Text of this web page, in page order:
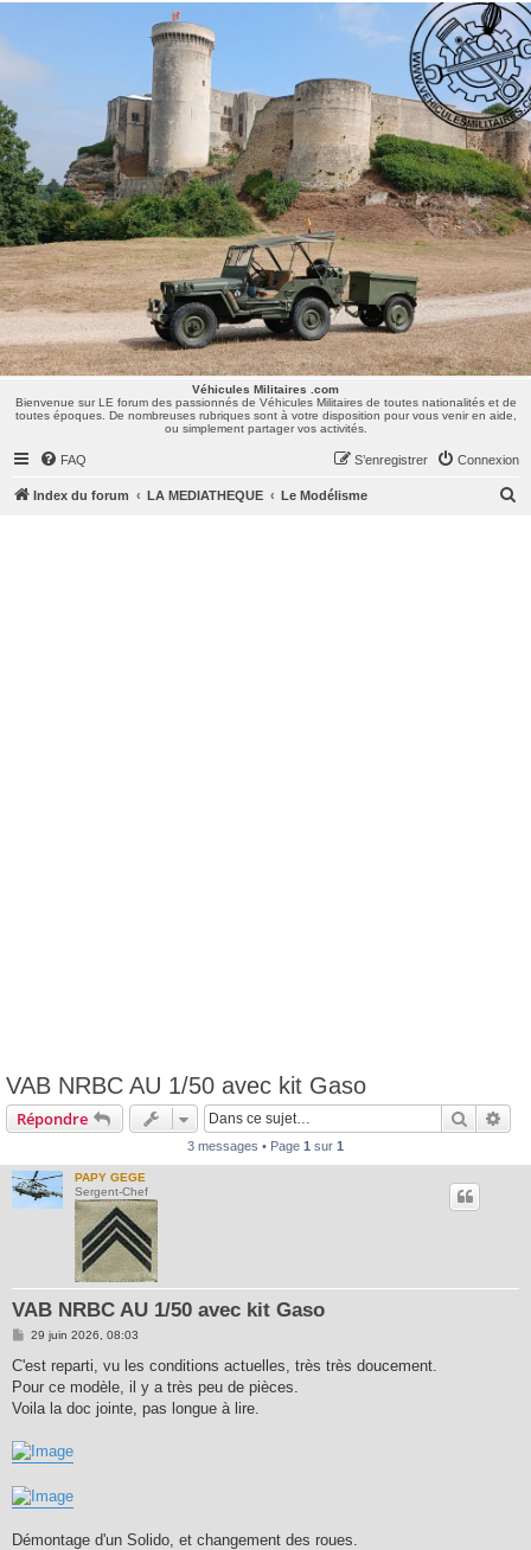
Véhicules Militaires .com
Bienvenue sur LE forum des passionnés de Véhicules Militaires de toutes nationalités et de
toutes époques. De nombreuses rubriques sont à votre disposition pour vous venir en aide,
ou simplement partager vos activités.
Véhicules Militaires .com
Bienvenue sur LE forum des passionnés de Véhicules Militaires de toutes nationalités et de
toutes époques. De nombreuses rubriques sont à votre disposition pour vous venir en aide,
ou simplement partager vos activités.
FAQ Connexion
S’enregistrer
Index du forum LA MEDIATHEQUE Le Modélisme
VAB NRBC AU 1/50 avec kit Gaso
Répondre
3 messages • Page 1 sur 1
PAPY GEGE
Sergent-Chef
VAB NRBC AU 1/50 avec kit Gaso
M
s
a
g
29 juin 2026, 08:03
C'est reparti, vu les conditions actuelles, très très doucement.
Pour ce modèle, il y a très peu de pièces.
Voila la doc jointe, pas longue à lire.
Démontage d'un Solido, et changement des roues.